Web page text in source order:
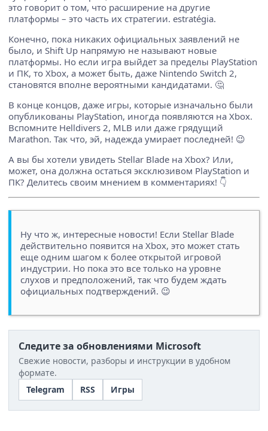
это говорит о том, что расширение на другие
платформы – это часть их стратегии. estratégia.
Конечно, пока никаких официальных заявлений не
было, и Shift Up напрямую не называют новые
платформы. Но если игра выйдет за пределы PlayStation
и ПК, то Xbox, а может быть, даже Nintendo Switch 2,
становятся вполне вероятными кандидатами. 🤔
В конце концов, даже игры, которые изначально были
опубликованы PlayStation, иногда появляются на Xbox.
Вспомните Helldivers 2, MLB или даже грядущий
Marathon. Так что, эй, надежда умирает последней! 😉
А вы бы хотели увидеть Stellar Blade на Xbox? Или,
может, она должна остаться эксклюзивом PlayStation и
ПК? Делитесь своим мнением в комментариях! 👇
Ну что ж, интересные новости! Если Stellar Blade
действительно появится на Xbox, это может стать
еще одним шагом к более открытой игровой
индустрии. Но пока это все только на уровне
слухов и предположений, так что будем ждать
официальных подтверждений. 😉
Следите за обновлениями Microsoft
Свежие новости, разборы и инструкции в удобном
формате.
Telegram
RSS Игры